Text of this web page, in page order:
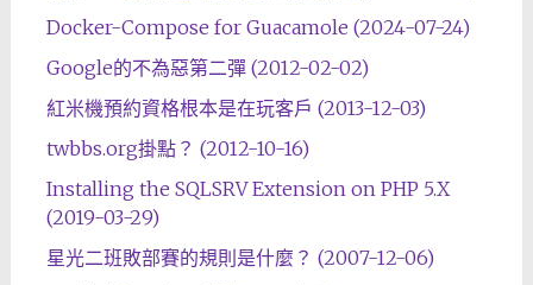
Docker-Compose for Guacamole (2024-07-24)
Google的不為惡第二彈 (2012-02-02)
紅米機預約資格根本是在玩客戶 (2013-12-03)
twbbs.org掛點？ (2012-10-16)
Installing the SQLSRV Extension on PHP 5.X
(2019-03-29)
星光二班敗部賽的規則是什麼？ (2007-12-06)